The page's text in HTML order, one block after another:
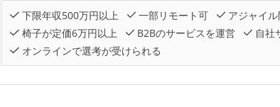
下限年収500万円以上 一部リモート可 アジャイ
椅子が定価6万円以上
B2Bのサービスを運営
自社
オンラインで選考が受けられる